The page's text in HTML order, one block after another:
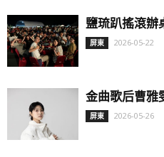
鹽琉趴搖滾辦
屏東 2026-05-22
金曲歌后曹雅
屏東 2026-05-26